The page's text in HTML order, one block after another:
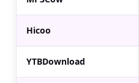
Hicoo
YTBDownload